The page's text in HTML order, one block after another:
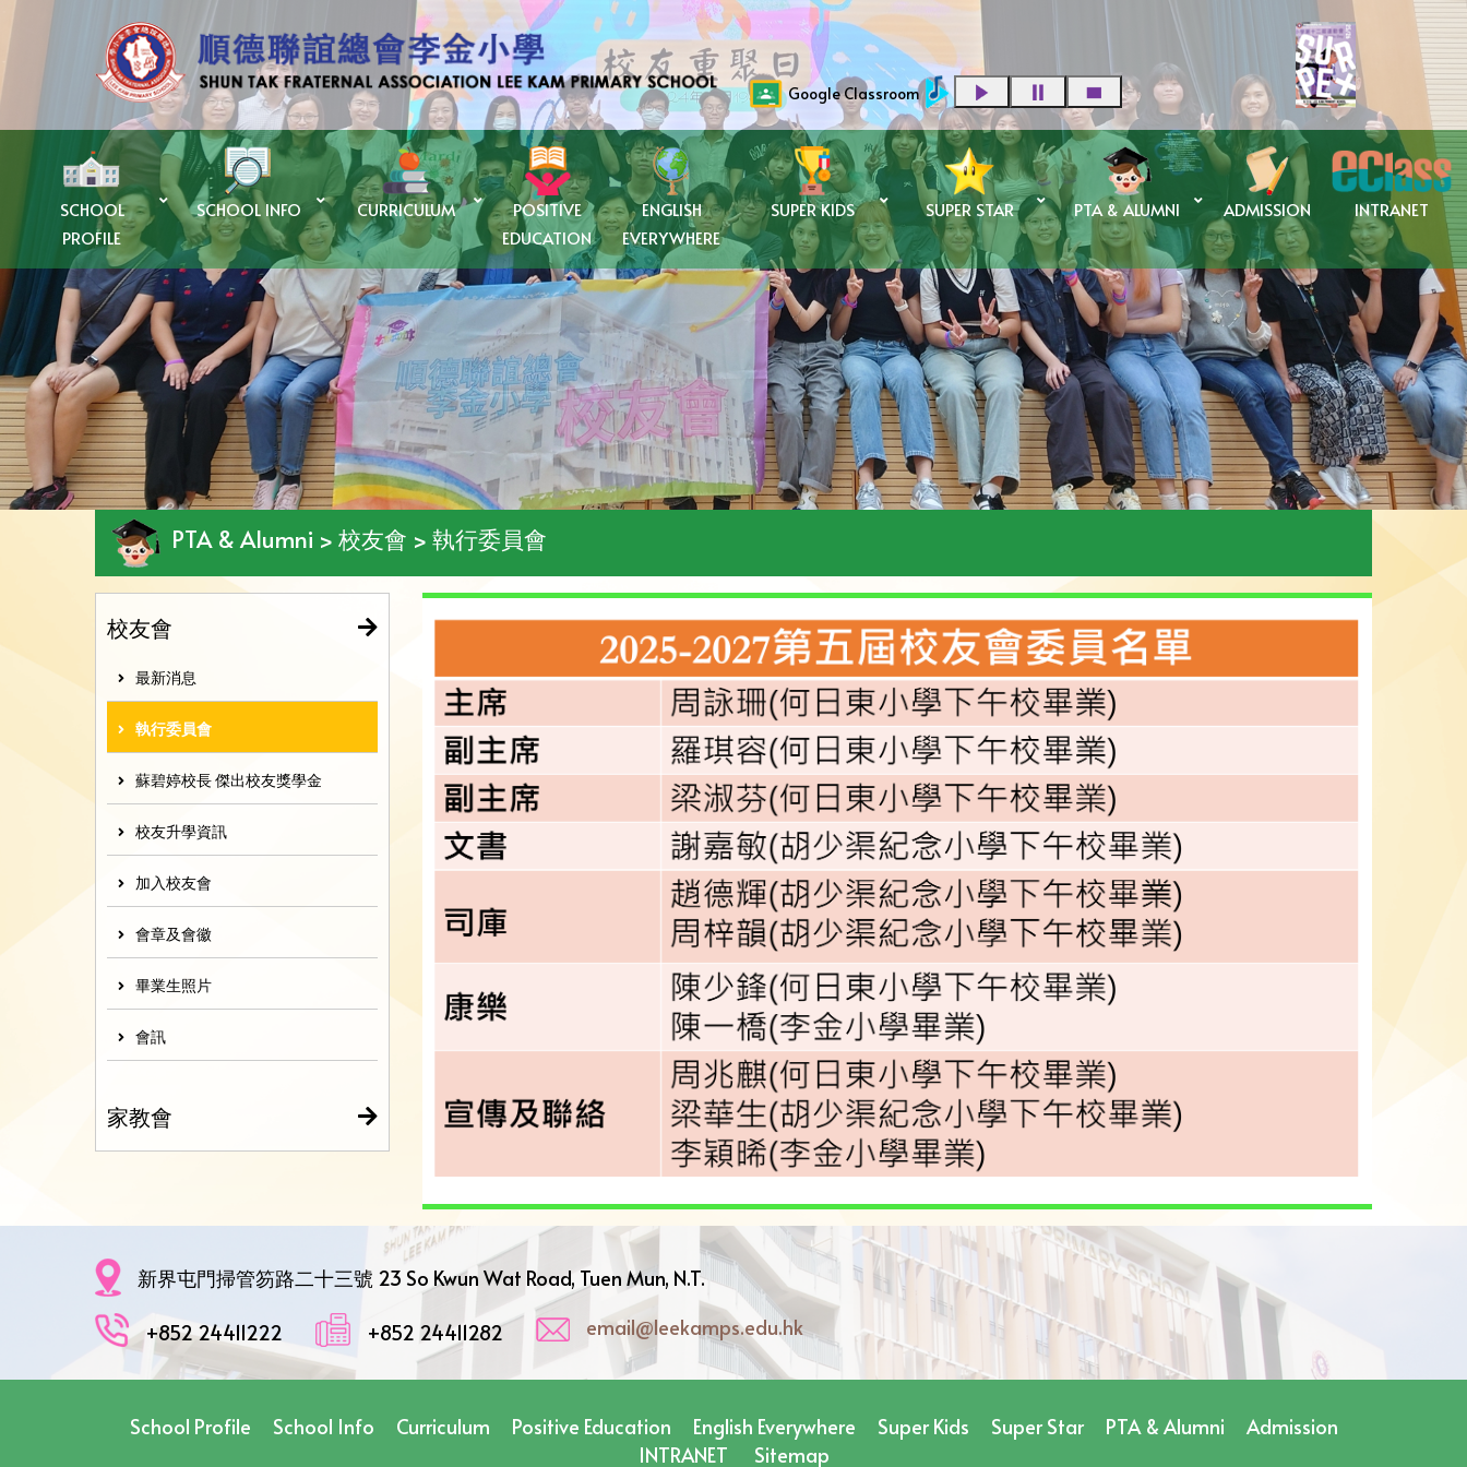
Google Classroom
SCHOOL
PROFILE
SCHOOL INFO CURRICULUM
POSITIVE
EDUCATION
ENGLISH
EVERYWHERE
SUPER KIDS SUPER STAR PTA & ALUMNI ADMISSION INTRANET
PTA & Alumni > 校友會 > 執行委員會
校友會
最新消息
執行委員會
蘇碧婷校長 傑出校友獎學金
校友升學資訊
加入校友會
會章及會徽
畢業生照片
會訊
家教會
新界屯門掃管笏路二十三號 23 So Kwun Wat Road, Tuen Mun, N.T.
+852 24411222 +852 24411282 email@leekamps.edu.hk
School Profile School Info Curriculum Positive Education English Everywhere Super Kids Super Star PTA & Alumni
Admission
INTRANET
Sitemap